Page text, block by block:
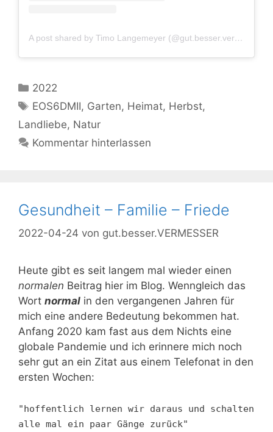
A post shared by Timo Langemeyer (@gut.besser.vermesser)
Kategorien
2022
Schlagwörter
EOS6DMII, Garten, Heimat, Herbst,
Landliebe, Natur
Kommentar hinterlassen
Gesundheit – Familie – Friede
2022-04-24 von gut.besser.VERMESSER
Heute gibt es seit langem mal wieder einen
normalen Beitrag hier im Blog. Wenngleich das
Wort normal in den vergangenen Jahren für
mich eine andere Bedeutung bekommen hat.
Anfang 2020 kam fast aus dem Nichts eine
globale Pandemie und ich erinnere mich noch
sehr gut an ein Zitat aus einem Telefonat in den
ersten Wochen:
"hoffentlich lernen wir daraus und schalten
alle mal ein paar Gänge zurück"